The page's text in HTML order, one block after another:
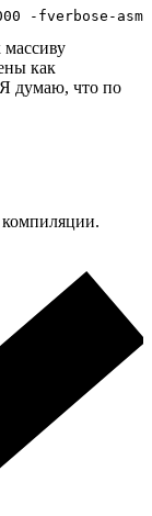
-fverbose-
массиву
как
думаю, что по